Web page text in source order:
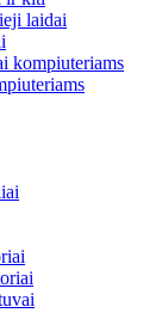
laidai
kompiuteriams